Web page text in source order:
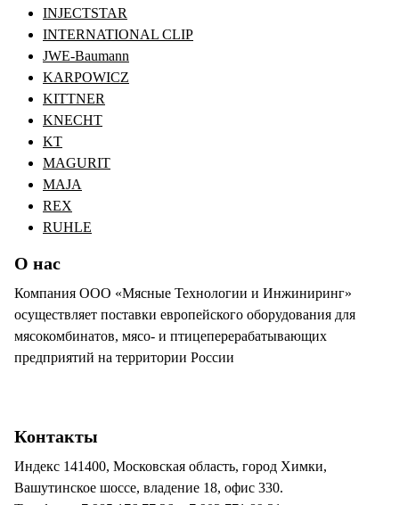
INJECTSTAR
INTERNATIONAL CLIP
JWE-Baumann
KARPOWICZ
KITTNER
KNECHT
KT
MAGURIT
MAJA
REX
RUHLE
О нас
Компания ООО «Мясные Технологии и Инжиниринг»
осуществляет поставки европейского оборудования для
мясокомбинатов, мясо- и птицеперерабатывающих
предприятий на территории России
Контакты
Индекс 141400, Московская область, город Химки,
Вашутинское шоссе, владение 18, офис 330.